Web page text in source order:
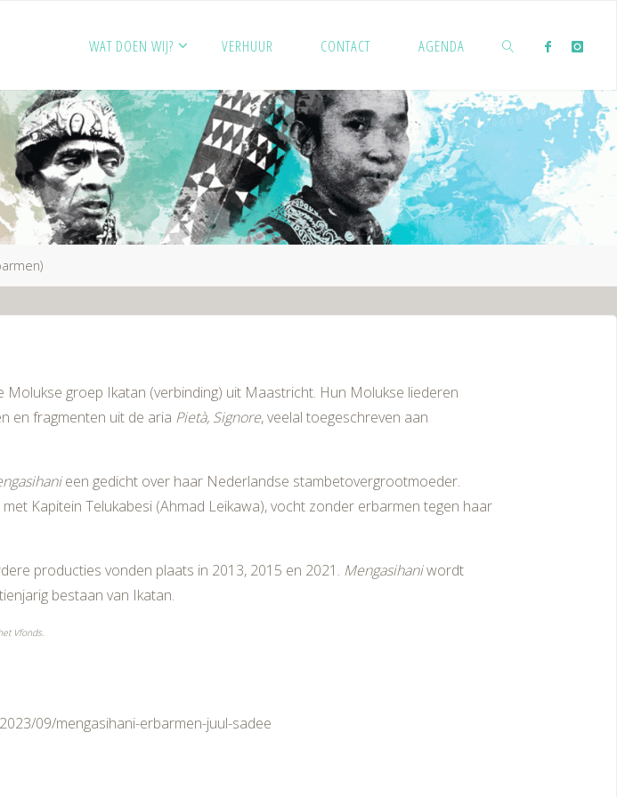
WAT DOEN WIJ? VERHUUR CONTACT AGENDA
ZOEKEN
groep Ikatan (verbinding) uit Maastricht. Hun Molukse liederen
en fragmenten uit de aria Pietà, Signore, veelal toegeschreven aan
een gedicht over haar Nederlandse stambetovergrootmoeder.
Kapitein Telukabesi (Ahmad Leikawa), vocht zonder erbarmen tegen haar
producties vonden plaats in 2013, 2015 en 2021. Mengasihaniwordt
bestaan van Ikatan.
Vfonds.
09/mengasihani-erbarmen-juul-sadee